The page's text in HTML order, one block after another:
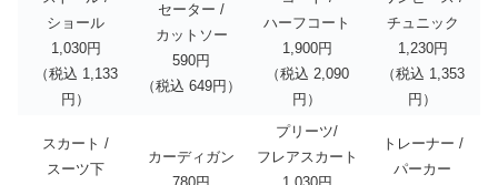
ショール
1,030円
（税込 1,133
円）
セーター /
カットソー
590円
（税込 649円）
ハーフコート
1,900円
（税込 2,090
円）
チュニック
1,230円
（税込 1,353
円）
スカート /
スーツ下
カーディガン
プリーツ/
フレアスカート
トレーナー /
パーカー